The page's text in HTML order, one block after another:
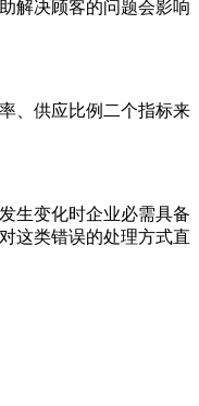
解决顾客的问题会影响
、供应比例二个指标来
生变化时企业必需具备
这类错误的处理方式直